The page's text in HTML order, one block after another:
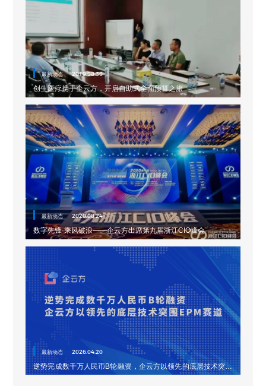
最新动态 2019.08.30
创生医疗携手企云方，开启自助式全面预算之旅
最新动态 2020.08.24
数字先锋·乘风破浪——企云方出席第九届浙江CIO峰会
最新动态 2026.04.20
逆势完成数千万人民币B轮融资，企云方以领先的底层技术突围
EPM赛道